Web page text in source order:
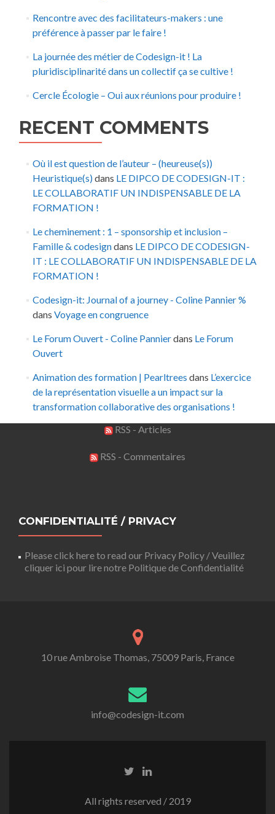
Rencontre avec des facilitateurs-makers : une
préférence à passer par le faire !
La journée des métier de Codesign-it ! La
pluridisciplinarité dans un collectif ça se cultive !
Cercle Écologie – Oui aux réunions pour produire !
RECENT COMMENTS
Où il est question de l’auteur – (heureuse(s))
Heuristique(s)dans LE DIPCO DE CODESIGN-IT :
LE COLLABORATIF UN INDISPENSABLE DE LA
FORMATION !
Le cheminement : 1 – sponsorship et inclusion –
Famille & codesigndans LE DIPCO DE CODESIGN-
IT : LE COLLABORATIF UN INDISPENSABLE DE LA
FORMATION !
Codesign-it: Journal of a journey - Coline Pannier %
dans Voyage en congruence
Le Forum Ouvert - Coline Pannierdans Le Forum
Ouvert
Animation des formation | Pearltrees dans L’exercice
de la représentation visuelle a un impact sur la
transformation collaborative des organisations !
RSS - Articles
RSS - Commentaires
CONFIDENTIALITÉ / PRIVACY
Please click here to read our Privacy Policy / Veuillez
cliquer ici pour lire notre Politique de Confidentialité
10 rue Ambroise Thomas, 75009 Paris, France
info@codesign-it.com
All rights reserved / 2019